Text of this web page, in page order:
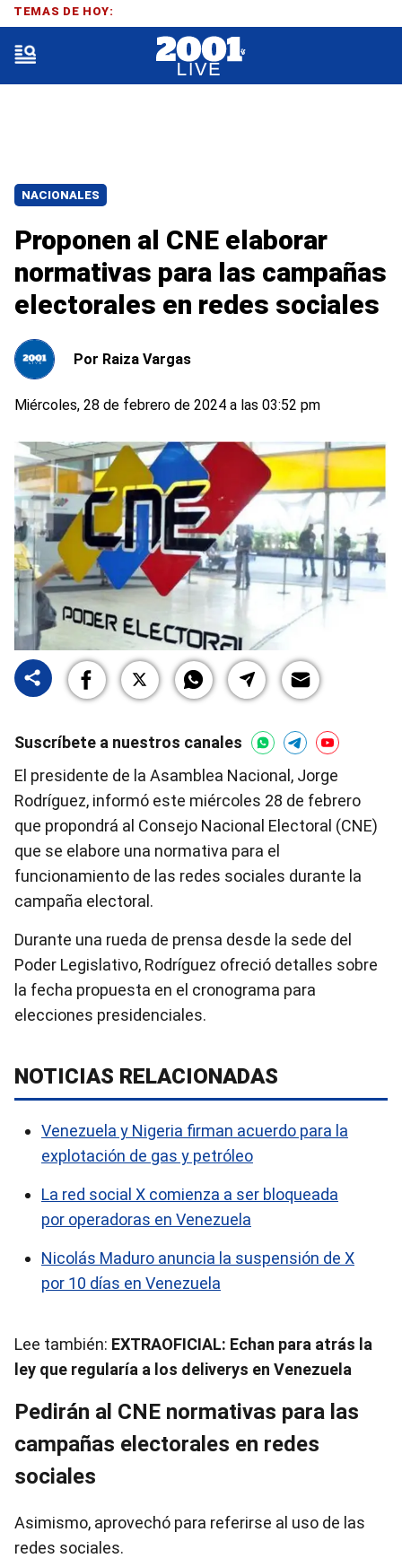
NACIONALES
Proponen al CNE elaborar
normativas para las campañas
electorales en redes sociales
Por Raiza Vargas
Miércoles, 28 de febrero de 2024 a las 03:52 pm
Suscríbete a nuestros canales
El presidente de la Asamblea Nacional, Jorge
Rodríguez, informó este miércoles 28 de febrero
que propondrá al Consejo Nacional Electoral (CNE)
que se elabore una normativa para el
funcionamiento de las redes sociales durante la
campaña electoral.
Durante una rueda de prensa desde la sede del
Poder Legislativo, Rodríguez ofreció detalles sobre
la fecha propuesta en el cronograma para
elecciones presidenciales.
NOTICIAS RELACIONADAS
Venezuela y Nigeria firman acuerdo para la
explotación de gas y petróleo
La red social X comienza a ser bloqueada
por operadoras en Venezuela
Nicolás Maduro anuncia la suspensión de X
por 10 días en Venezuela
Lee también: EXTRAOFICIAL: Echan para atrás la
ley que regularía a los deliverys en Venezuela
Pedirán al CNE normativas para las
campañas electorales en redes
sociales
Asimismo, aprovechó para referirse al uso de las
redes sociales.
TEMAS DE HOY: